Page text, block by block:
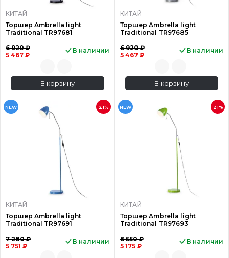
КИТАЙ
Торшер Ambrella light
Traditional TR97681
6 920 ₽
5 467 ₽
В наличии
В корзину
КИТАЙ
Торшер Ambrella light
Traditional TR97685
6 920 ₽
5 467 ₽
В наличии
В корзину
NEW 21%
КИТАЙ
Торшер Ambrella light
Traditional TR97691
7 280 ₽
5 751 ₽
В наличии
NEW 21%
КИТАЙ
Торшер Ambrella light
Traditional TR97693
6 550 ₽
5 175 ₽
В наличии